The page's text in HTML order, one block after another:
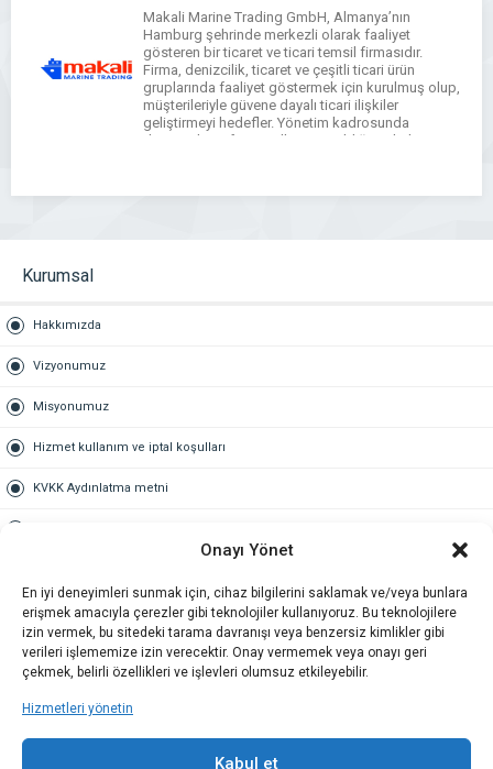
Onayı Yönet
En iyi deneyimleri sunmak için, cihaz bilgilerini saklamak ve/veya bunlara
erişmek amacıyla çerezler gibi teknolojiler kullanıyoruz. Bu teknolojilere
izin vermek, bu sitedeki tarama davranışı veya benzersiz kimlikler gibi
verileri işlememize izin verecektir. Onay vermemek veya onayı geri
çekmek, belirli özellikleri ve işlevleri olumsuz etkileyebilir.
Hizmetleri yönetin
Kabul et
Makali Marine Trading GmbH, Almanya’nın
Hamburg şehrinde merkezli olarak faaliyet
gösteren bir ticaret ve ticari temsil firmasıdır.
Firma, denizcilik, ticaret ve çeşitli ticari ürün
gruplarında faaliyet göstermek için kurulmuş olup,
müşterileriyle güvene dayalı ticari ilişkiler
geliştirmeyi hedefler. Yönetim kadrosunda
deneyimli profesyonellerin yer aldığı Makali
Kurumsal
Hakkımızda
Vizyonumuz
Misyonumuz
Hizmet kullanım ve iptal koşulları
KVKK Aydınlatma metni
Gold üyelik nedir
Kariyer
İş Başvuru Formu